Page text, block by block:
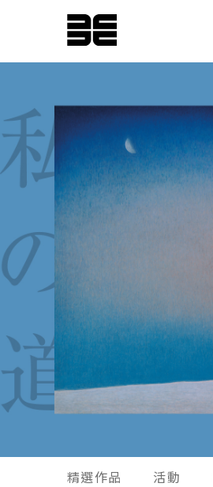
精選作品 活動